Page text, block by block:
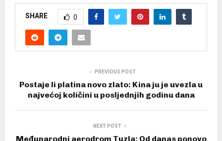
SHARE 0
PREVIOUS POST
Postaje li platina novo zlato: Kina ju je uvezla u
najvećoj količini u posljednjih godinu dana
NEXT POST
Međunarodni aerodrom Tuzla: Od danas ponovo